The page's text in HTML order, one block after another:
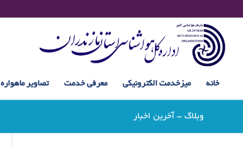
خانه میزخدمت الکترونیکی معرفی خدمت تصاویر ماهواره
وبلاگ - آخرین اخبار